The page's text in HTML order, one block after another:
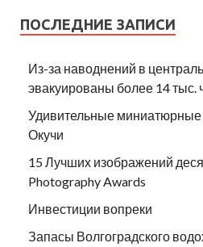
ПОСЛЕДНИЕ ЗАПИСИ
Из-за наводнений в
эвакуированы более 14 тыс.
Удивительные
Окучи
15 Лучших изображений
Photography Awards
Инвестиции вопреки
Запасы Волгоградского